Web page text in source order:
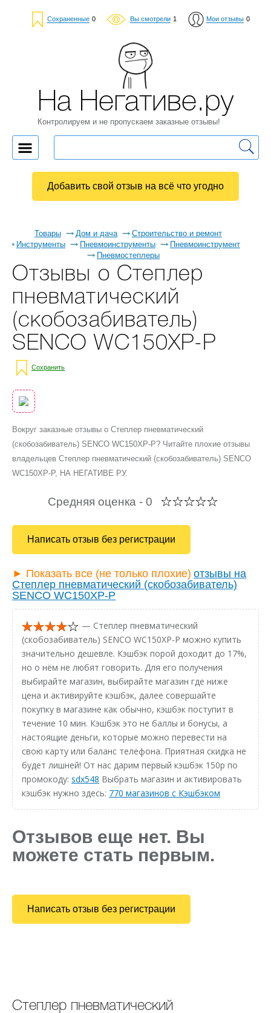
Сохраненные 0 Вы смотрели 1 Мои отзывы 0
Товары Дом и дача
Строительство и ремонт
Инструменты
Пневмоинструменты
Пневмоинструмент
Пневмостеплеры
Отзывы о Степлер
пневматический
(скобозабиватель)
SENCO WC150XP-P
Сохранить
Вокруг заказные отзывы о Степлер пневматический
(скобозабиватель) SENCO WC150XP-P? Читайте плохие отзывы
владельцев Степлер пневматический (скобозабиватель) SENCO
WC150XP-P, НА НЕГАТИВЕ РУ.
Средняя оценка - 0
Написать отзыв без регистрации
► Показать все (не только плохие) отзывы на
Степлер пневматический (скобозабиватель)
SENCO WC150XP-P
— Степлер пневматический
(скобозабиватель) SENCO WC150XP-P можно купить
значительно дешевле. Кэшбэк порой доходит до 17%,
но о нём не любят говорить. Для его получения
выбирайте магазин, выбирайте магазин где ниже
цена и активируйте кэшбэк, далее совершайте
покупку в магазине как обычно, кэшбэк поступит в
течение 10 мин. Кэшбэк это не баллы и бонусы, а
настоящие деньги, которые можно перевести на
свою карту или баланс телефона. Приятная скидка не
будет лишней! От нас дарим первый кэшбэк 150р по
промокоду: sdx548 Выбрать магазин и активировать
кэшбэк нужно здесь: 770 магазинов с Кэшбэком
Отзывов еще нет. Вы
можете стать первым.
Написать отзыв без регистрации
Степлер пневматический
На Негативе.ру
Контролируем и не пропускаем заказные отзывы!
Добавить свой отзыв на всё что угодно